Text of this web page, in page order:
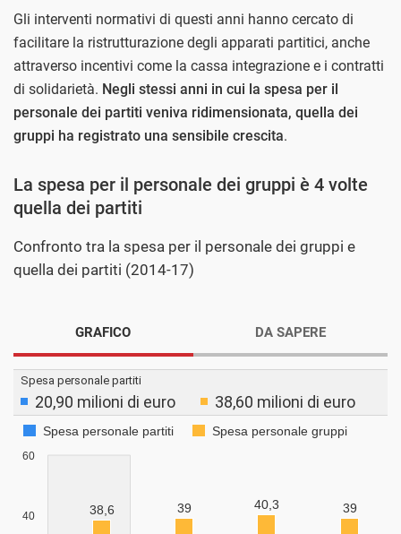
Gli interventi normativi di questi anni hanno cercato di
facilitare la ristrutturazione degli apparati partitici, anche
attraverso incentivi come la cassa integrazione e i contratti
di solidarietà. Negli stessi anni in cui la spesa per il
personale dei partiti veniva ridimensionata, quella dei
gruppi ha registrato una sensibile crescita.
La spesa per il personale dei gruppi è 4 volte
quella dei partiti
Confronto tra la spesa per il personale dei gruppi e
quella dei partiti (2014-17)
GRAFICO DA SAPERE